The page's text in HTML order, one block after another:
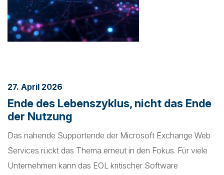
27. April 2026
Ende des Lebenszyklus, nicht das Ende
der Nutzung
Das nahende Supportende der Microsoft Exchange Web
Services rückt das Thema erneut in den Fokus. Für viele
Unternehmen kann das EOL kritischer Software